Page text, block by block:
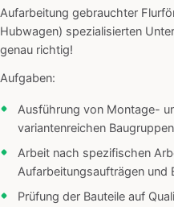
Aufarbeitung gebrauchter
Hubwagen) spezialisierten
genau richtig!
Aufgaben:
Ausführung von Montage-
variantenreichen
Arbeit nach spezifischen
Aufarbeitungsaufträgen und
Prüfung der Bauteile auf